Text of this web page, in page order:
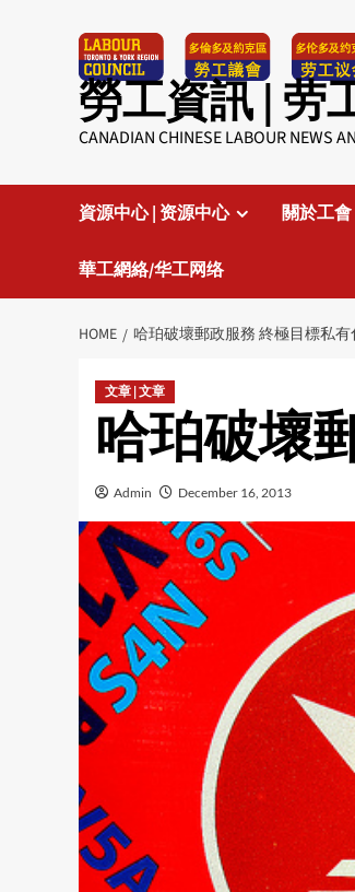
勞工資訊 | 劳
CANADIAN CHINESE LABOUR NEWS
資源中心 | 资源中心 關於工
華工網絡/华工网络
HOME 哈珀破壞郵政服務 終極目標私有
文章 | 文章
哈珀破壞
Admin December 16, 2013